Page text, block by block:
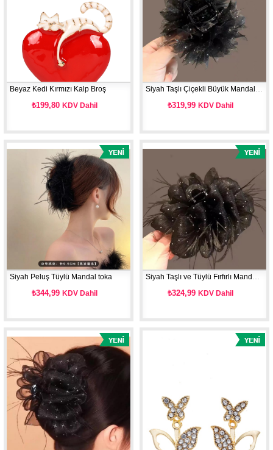
Beyaz Kedi Kırmızı Kalp Broş
₺199,80KDV Dahil
Siyah Taşlı Çiçekli Büyük Mandal Toka
₺319,99KDV Dahil
Siyah Peluş Tüylü Mandal toka
₺344,99KDV Dahil
Siyah Taşlı ve Tüylü Fırfırlı Mandal Toka Büyük Boy
₺324,99KDV Dahil